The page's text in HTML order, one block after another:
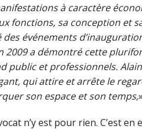
à caractère
fonctions, sa conception et
événements
2009 a démontré cette
public et professionnels.
qui attire et arrête le
son espace et son temps,
n’y est pour rien. C’est en